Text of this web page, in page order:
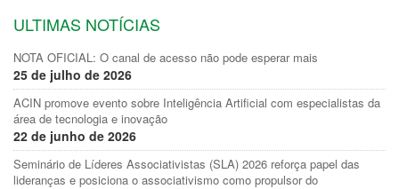
ULTIMAS NOTÍCIAS
NOTA OFICIAL: O canal de acesso não pode esperar mais
25 de julho de 2026
ACIN promove evento sobre Inteligência Artificial com especialistas da
área de tecnologia e inovação
22 de junho de 2026
Seminário de Líderes Associativistas (SLA) 2026 reforça papel das
lideranças e posiciona o associativismo como propulsor do